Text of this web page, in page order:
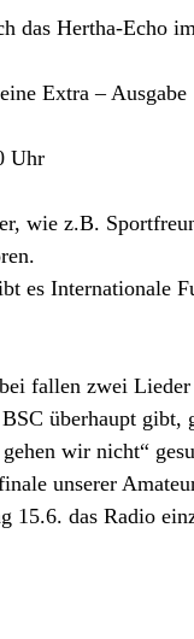
das Hertha-Echo
Extra – Ausgabe
Uhr
wie z.B.
es Internationale
fallen zwei Lieder
überhaupt gibt,
wir nicht“
unserer
15.6. das Radio